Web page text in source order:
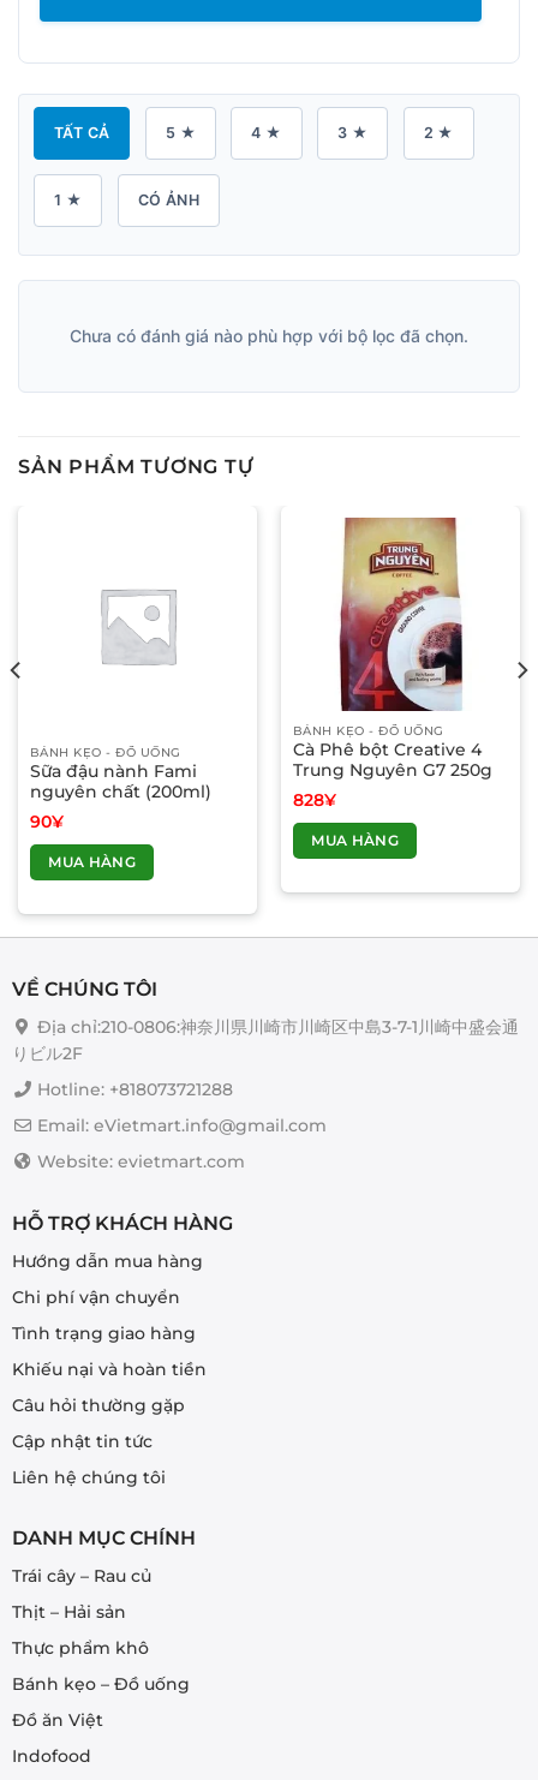
TẤT CẢ 5 ★ 4 ★ 3 ★ 2 ★
1 ★ CÓ ẢNH
Chưa có đánh giá nào phù hợp với bộ lọc đã chọn.
SẢN PHẨM TƯƠNG TỰ
BÁNH KẸO - ĐỒ UỐNG
Sữa đậu nành Fami
nguyên chất (200ml)
90¥
MUA HÀNG
BÁNH KẸO - ĐỒ UỐNG
Cà Phê bột Creative 4
Trung Nguyên G7 250g
828¥
MUA HÀNG
VỀ CHÚNG TÔI
Địa chỉ:210-0806:神奈川県川崎市川崎区中島3-7-1川崎中盛会通
りビル2F
Hotline: +818073721288
Email: eVietmart.info@gmail.com
Website: evietmart.com
HỖ TRỢ KHÁCH HÀNG
Hướng dẫn mua hàng
Chi phí vận chuyển
Tình trạng giao hàng
Khiếu nại và hoàn tiền
Câu hỏi thường gặp
Cập nhật tin tức
Liên hệ chúng tôi
DANH MỤC CHÍNH
Trái cây – Rau củ
Thịt – Hải sản
Thực phẩm khô
Bánh kẹo – Đồ uống
Đồ ăn Việt
Indofood